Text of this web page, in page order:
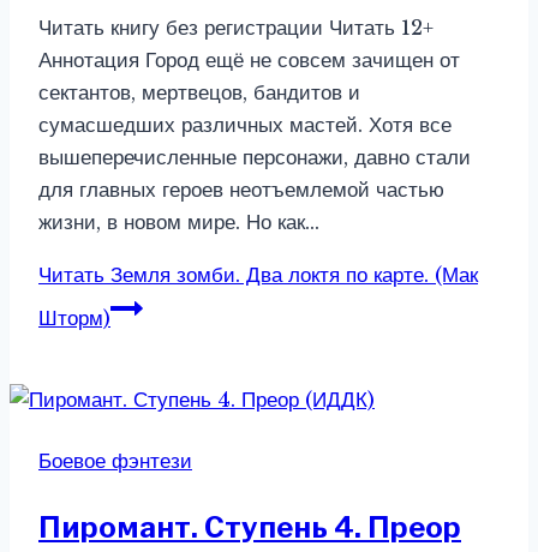
Читать книгу без регистрации Читать 12+
Аннотация Город ещё не совсем зачищен от
сектантов, мертвецов, бандитов и
сумасшедших различных мастей. Хотя все
вышеперечисленные персонажи, давно стали
для главных героев неотъемлемой частью
жизни, в новом мире. Но как…
Читать Земля зомби. Два локтя по карте. (Мак
Шторм)
Боевое фэнтези
Пиромант. Ступень 4. Преор